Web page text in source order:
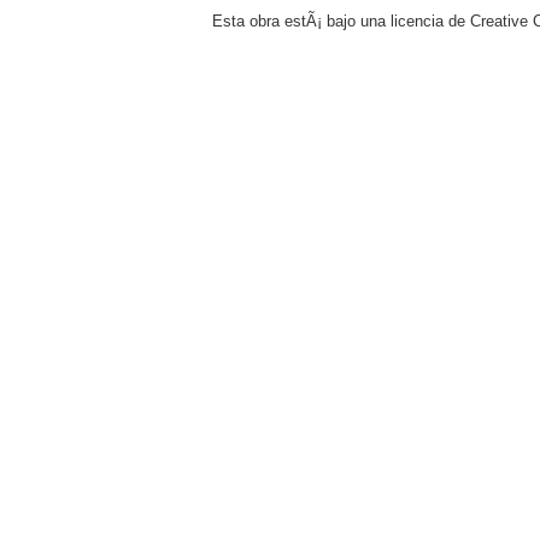
Esta obra estÃ¡ bajo una licencia de Creative